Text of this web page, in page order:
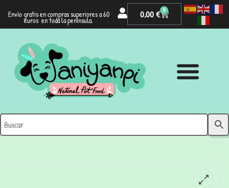
Envío gratis en compras superiores a 60
euros en toda la península.
0,00€ 0